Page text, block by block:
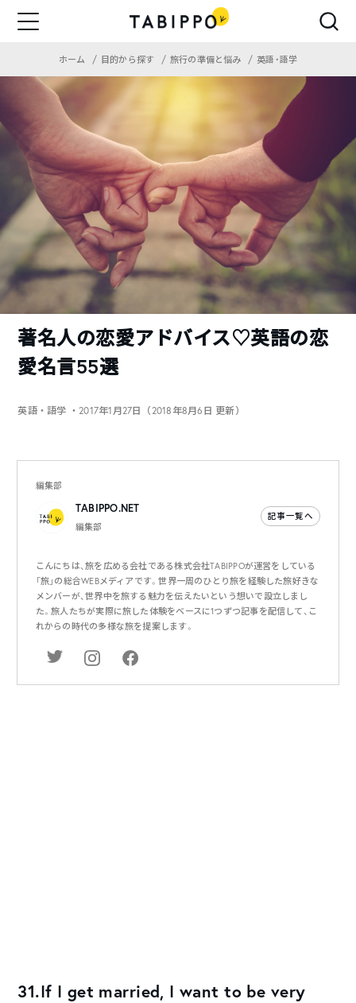
ホーム 目的から探す 旅行の準備と悩み 英語・語学
著名人の恋愛アドバイス♡英語の恋
愛名言55選
英語・語学 ・2017年1月27日（2018年8月6日 更新）
編集部
TABIPPO.NET
編集部
記事一覧へ
こんにちは、旅を広める会社である株式会社TABIPPOが運営をしている
「旅」の総合WEBメディアです。世界一周のひとり旅を経験した旅好きな
メンバーが、世界中を旅する魅力を伝えたいという想いで設立しまし
た。旅人たちが実際に旅した体験をベースに1つずつ記事を配信して、こ
れからの時代の多様な旅を提案します。
31.If I get married, I want to be very